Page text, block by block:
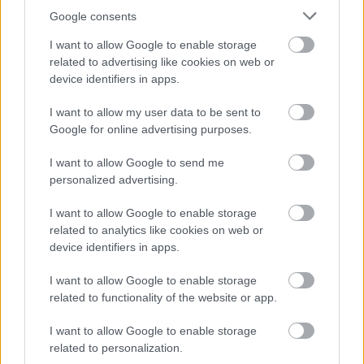
Google consents
I want to allow Google to enable storage
related to advertising like cookies on web or
device identifiers in apps.
I want to allow my user data to be sent to
Google for online advertising purposes.
I want to allow Google to send me
personalized advertising.
I want to allow Google to enable storage
related to analytics like cookies on web or
device identifiers in apps.
I want to allow Google to enable storage
related to functionality of the website or app.
I want to allow Google to enable storage
related to personalization.
Ismét szeminárium a Corodiniben. Ezúttal az ország
egyik legjobb és legtapasztaltabb close-up bűvésze
osztja meg a titkait veletek. János több mint 25 éve
hivatásos bűvész, tanítványai közül a legsikeresebb
Czékmann Katalin évek óta Las Vegasban lép fel. A
szeminárium témája…
Szabó István Szeminárium a
Corodiniben - március 22.
Kelle Botond•2013. március 14.
Folytatódik a Corodini Bűvészklub szeminárium
sorozata! Március 22-én Szabó "Figaro" István, a
Figaro Bűvészbolt vezetője tart szemináriumot a
Corodini Bűvész Klubban a klubtagoknak és az
érdeklődőknek. István a hazai Underground Magic